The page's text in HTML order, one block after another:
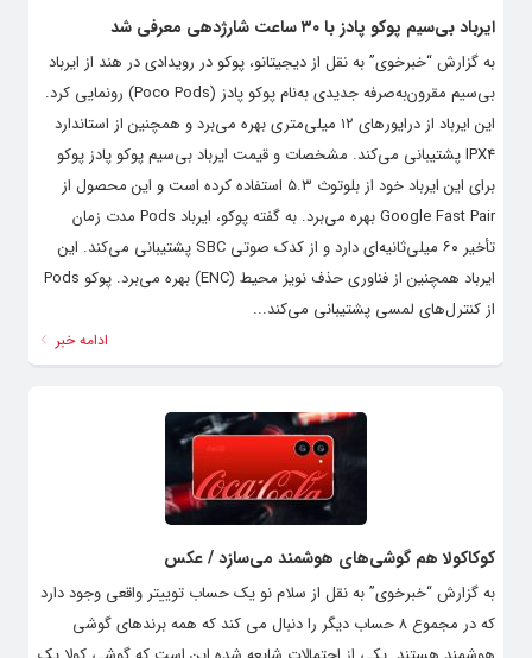
ایرباد بی‌سیم پوکو پادز با ۳۰ ساعت شارژدهی معرفی شد
به گزارش “خبرخوی” به نقل از دیجیتانو، پوکو در رویدادی در هند از ایرباد
بی‌سیم مقرون‌به‌صرفه جدیدی به‌نام پوکو پادز (Poco Pods) رونمایی کرد.
این ایرباد از درایورهای ۱۲ میلی‌متری بهره می‌برد و همچنین از استاندارد
IPX4 پشتیبانی می‌کند. مشخصات و قیمت ایرباد بی‌سیم پوکو پادز پوکو
برای این ایرباد خود از بلوتوث ۵.۳ استفاده کرده است و این محصول از
Google Fast Pair بهره می‌برد. به گفته پوکو، ایرباد Pods مدت زمان
تأخیر ۶۰ میلی‌ثانیه‌ای دارد و از کدک صوتی SBC پشتیبانی می‌کند. این
ایرباد همچنین از فناوری حذف نویز محیط (ENC) بهره می‌برد. پوکو Pods
از کنترل‌های لمسی پشتیبانی می‌کند...
ادامه خبر
کوکاکولا هم گوشی‌های هوشمند می‌سازد / عکس
‌به گزارش “خبرخوی” به نقل از سلام نو یک حساب توییتر واقعی وجود دارد
که در مجموع ۸ حساب دیگر را دنبال می کند که همه برندهای گوشی